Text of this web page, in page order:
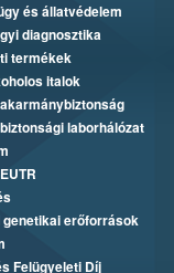
és állatvédelem
diagnosztika
termékek
italok
laborhálózat
genetikai erőforrások
Felügyeleti Díj